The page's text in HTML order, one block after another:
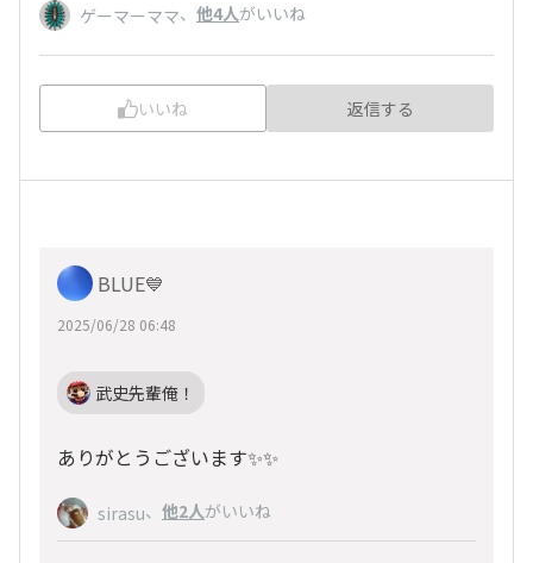
ゲーマーママ、 他4人がいいね
いいね 返信する
BLUE💙
2025/06/28 06:48
武史先輩俺！
ありがとうございます✨✨
sirasu、 他2人がいいね